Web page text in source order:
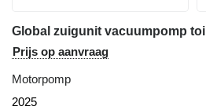
Prijs op aanvraag
Motorpomp
2025